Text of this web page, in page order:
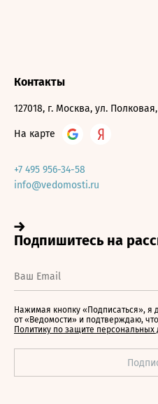
Контакты
127018, г. Москва, ул. Полковая,
На карте
+7 495 956-34-58
info@vedomosti.ru
Нажимая кнопку «Подписаться», я
от «Ведомости» и подтверждаю,
Политику по защите персональных